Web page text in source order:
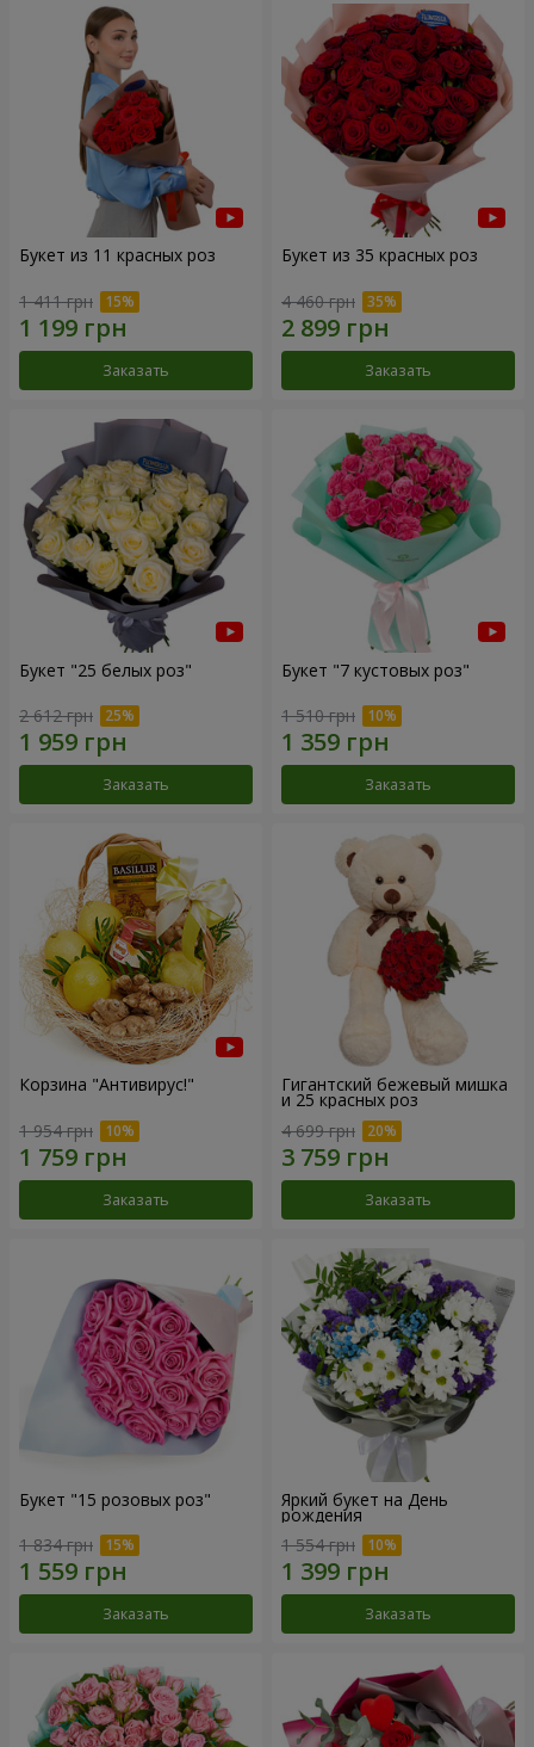
Букет из 11 красных роз
1 411 грн
Заказать
Букет из 35 красных роз
4 460 грн
Заказать
Букет "25 белых роз"
2 612 грн
Заказать
Букет "7 кустовых роз"
1 510 грн
Заказать
Корзина "Антивирус!"
1 954 грн
Заказать
Гигантский бежевый мишка
и 25 красных роз
4 699 грн
Заказать
Букет "15 розовых роз"
1 834 грн
Заказать
Яркий букет на День
рождения
1 554 грн
Заказать